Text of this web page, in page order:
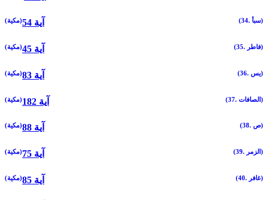
(34. سبأ) (مكية) 54 آية
(35. فاطر) (مكية) 45 آية
(36. يس) (مكية) 83 آية
(37. الصافات) (مكية) 182 آية
(38. ص) (مكية) 88 آية
(39. الزمر) (مكية) 75 آية
(40. غافر) (مكية) 85 آية